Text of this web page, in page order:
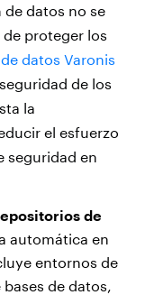
datos no se
proteger los
datos Varonis
de los
la
el esfuerzo
seguridad en
de
automática en
entornos de
de datos,